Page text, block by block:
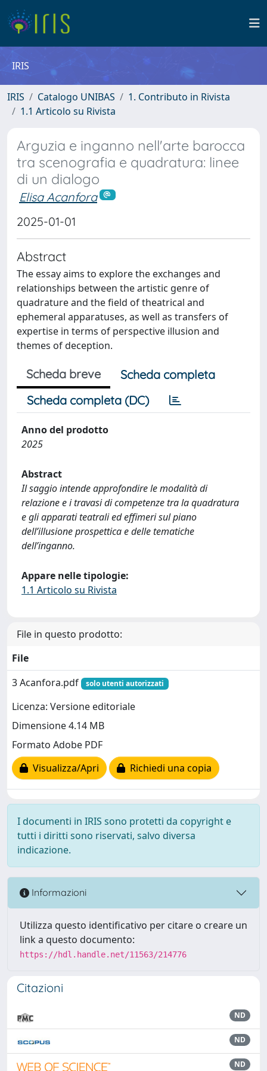
IRIS
IRIS Catalogo UNIBAS
1. Contributo in Rivista
1.1 Articolo su Rivista
Arguzia e inganno nell'arte barocca
tra scenografia e quadratura: linee
di un dialogo
Elisa Acanfora
2025-01-01
Abstract
The essay aims to explore the exchanges and
relationships between the artistic genre of
quadrature and the field of theatrical and
ephemeral apparatuses, as well as transfers of
expertise in terms of perspective illusion and
themes of deception.
Scheda breve
Scheda completa
Scheda completa (DC)
Anno del prodotto
2025
Abstract
Il saggio intende approfondire le modalità di
relazione e i travasi di competenze tra la quadratura
e gli apparati teatrali ed effimeri sul piano
dell’illusione prospettica e delle tematiche
dell’inganno.
Appare nelle tipologie:
1.1 Articolo su Rivista
File in questo prodotto:
File
3 Acanfora.pdf
solo utenti autorizzati
Licenza: Versione editoriale
Dimensione 4.14 MB
Formato Adobe PDF
Visualizza/Apri
Richiedi una copia
I documenti in IRIS sono protetti da copyright e
tutti i diritti sono riservati, salvo diversa
indicazione.
Informazioni
Utilizza questo identificativo per citare o creare un
link a questo documento:
https://hdl.handle.net/11563/214776
Citazioni
ND
ND
ND